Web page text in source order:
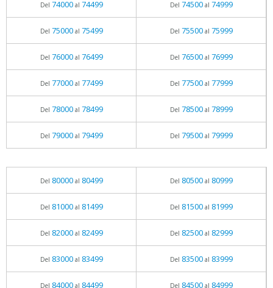
Del 74000al 74499 Del 74500al 74999
Del 75000al 75499 Del 75500al 75999
Del 76000al 76499 Del 76500al 76999
Del 77000al 77499 Del 77500al 77999
Del 78000al 78499 Del 78500al 78999
Del 79000al 79499 Del 79500al 79999
Del 80000al 80499 Del 80500al 80999
Del 81000al 81499 Del 81500al 81999
Del 82000al 82499 Del 82500al 82999
Del 83000al 83499 Del 83500al 83999
Del 84000al 84499 Del 84500al 84999